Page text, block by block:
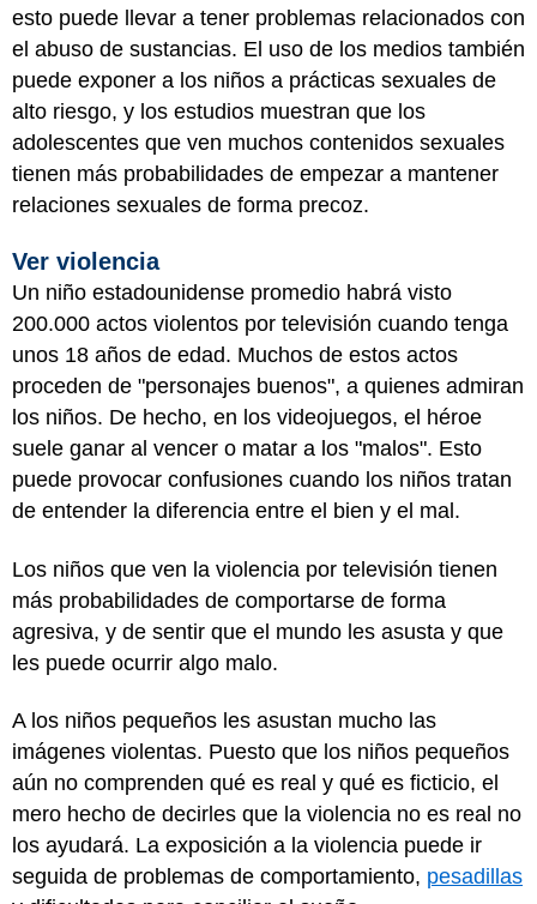
esto puede llevar a tener problemas relacionados con
el abuso de sustancias. El uso de los medios también
puede exponer a los niños a prácticas sexuales de
alto riesgo, y los estudios muestran que los
adolescentes que ven muchos contenidos sexuales
tienen más probabilidades de empezar a mantener
relaciones sexuales de forma precoz.
Ver violencia
Un niño estadounidense promedio habrá visto
200.000 actos violentos por televisión cuando tenga
unos 18 años de edad. Muchos de estos actos
proceden de "personajes buenos", a quienes admiran
los niños. De hecho, en los videojuegos, el héroe
suele ganar al vencer o matar a los "malos". Esto
puede provocar confusiones cuando los niños tratan
de entender la diferencia entre el bien y el mal.
Los niños que ven la violencia por televisión tienen
más probabilidades de comportarse de forma
agresiva, y de sentir que el mundo les asusta y que
les puede ocurrir algo malo.
A los niños pequeños les asustan mucho las
imágenes violentas. Puesto que los niños pequeños
aún no comprenden qué es real y qué es ficticio, el
mero hecho de decirles que la violencia no es real no
los ayudará. La exposición a la violencia puede ir
seguida de problemas de comportamiento, pesadillas